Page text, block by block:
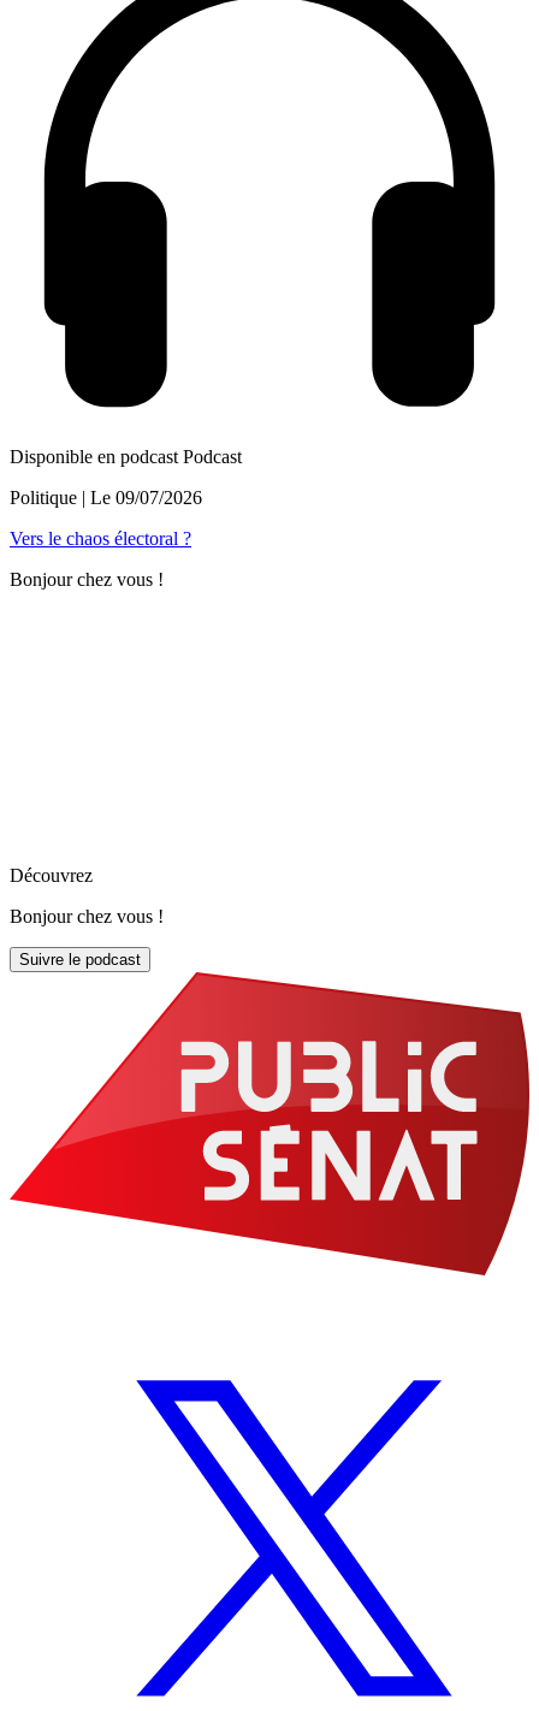
Disponible en podcast Podcast
Politique | Le 09/07/2026
Vers le chaos électoral ?
Bonjour chez vous !
Découvrez
Bonjour chez vous !
Suivre le podcast